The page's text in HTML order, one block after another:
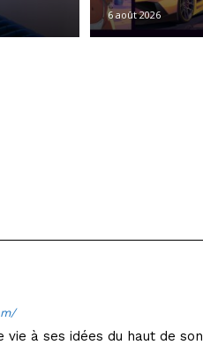
6 août 2026
vie à ses idées du haut de